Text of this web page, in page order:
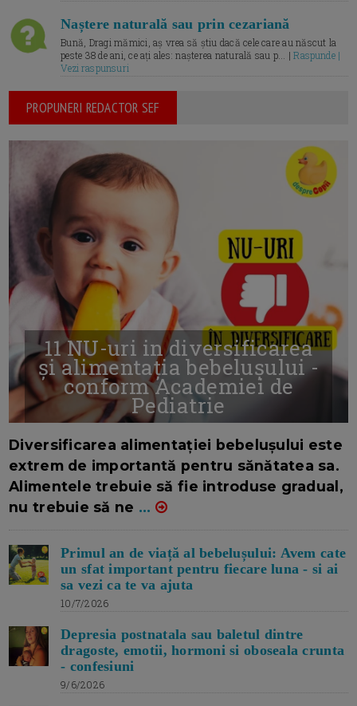
Naștere naturală sau prin cezariană
Bună, Dragi mămici, aș vrea să știu dacă cele care au născut la
peste 38 de ani, ce ați ales: nașterea naturală sau p... |Raspunde |
Vezi raspunsuri
PROPUNERI REDACTOR SEF
11 NU-uri in diversificarea
și alimentația bebelușului -
conform Academiei de
Pediatrie
Diversificarea alimentației bebelușului este
extrem de importantă pentru sănătatea sa.
Alimentele trebuie să fie introduse gradual,
nu trebuie să ne ...
Primul an de viață al bebelușului: Avem cate
un sfat important pentru fiecare luna - si ai
sa vezi ca te va ajuta
10/7/2026
Depresia postnatala sau baletul dintre
dragoste, emotii, hormoni si oboseala crunta
- confesiuni
9/6/2026